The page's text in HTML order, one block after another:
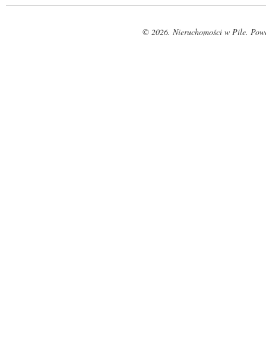
© 2026. Nieruchomości w Pile.